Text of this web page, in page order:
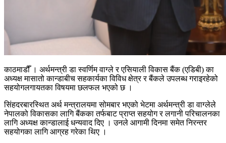
काठमाडौँ । अर्थमन्त्री डा स्वर्णिम वाग्ले र एसियाली विकास बैंक (एडिबी) का
अध्यक्ष मासातो कान्डाबीच सहकार्यका विविध क्षेत्र र बैंकले उपलब्ध गराइरहेको
सहयोगलगायतका विषयमा छलफल भएको छ ।
सिंहदरबारस्थित अर्थ मन्त्रालयमा सोमबार भएको भेटमा अर्थमन्त्री डा वाग्लेले
नेपालको विकासका लागि बैंकका तर्फबाट प्राप्त सहयोग र लगानी परिचालनका
लागि अध्यक्ष कान्डालाई धन्यवाद दिए । उनले आगामी दिनमा समेत निरन्तर
सहयोगका लागि आग्रह गरेका थिए ।